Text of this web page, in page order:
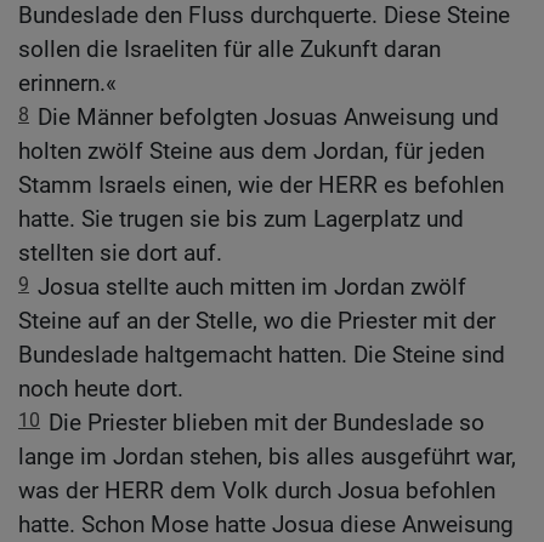
Bundeslade den Fluss durchquerte. Diese Steine
sollen die Israeliten für alle Zukunft daran
erinnern.«
8 Die Männer befolgten Josuas Anweisung und
holten zwölf Steine aus dem Jordan, für jeden
Stamm Israels einen, wie der HERR es befohlen
hatte. Sie trugen sie bis zum Lagerplatz und
stellten sie dort auf.
9 Josua stellte auch mitten im Jordan zwölf
Steine auf an der Stelle, wo die Priester mit der
Bundeslade haltgemacht hatten. Die Steine sind
noch heute dort.
10 Die Priester blieben mit der Bundeslade so
lange im Jordan stehen, bis alles ausgeführt war,
was der HERR dem Volk durch Josua befohlen
hatte. Schon Mose hatte Josua diese Anweisung